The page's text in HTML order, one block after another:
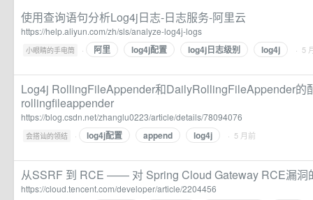
使用查询语句分析Log4j日志-日志服务-阿里云
https://help.aliyun.com/zh/sls/analyze-log4j-logs
小眼睛的手电筒 · 阿里 log4j配置 log4j日志级别 log4j · 5
Log4j RollingFileAppender和DailyRollingFileAppender的
rollingfileappender
https://blog.csdn.net/zhanglu0223/article/details/78094076
会搭讪的领结 · log4j配置 append log4j · 5 月前
从SSRF 到 RCE —— 对 Spring Cloud Gateway RCE漏洞
https://cloud.tencent.com/developer/article/2204456